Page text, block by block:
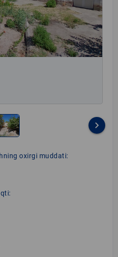
keyboard_arrow_right
oxirgi muddati: